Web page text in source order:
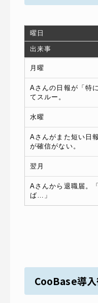
曜日
出来事
月曜
Aさんの日報が「特
てスルー。
水曜
Aさんがまた短い日
が確信がない。
翌月
Aさんから退職届。
ば…」
CooBase導